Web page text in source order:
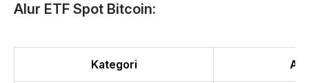
Alur ETF Spot Bitcoin:
Kategori